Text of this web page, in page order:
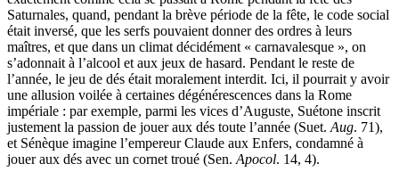
Saturnales, quand, pendant la brève période de la fête, le code social
était inversé, que les serfs pouvaient donner des ordres à leurs
maîtres, et que dans un climat décidément « carnavalesque », on
s’adonnait à l’alcool et aux jeux de hasard. Pendant le reste de
l’année, le jeu de dés était moralement interdit. Ici, il pourrait y avoir
une allusion voilée à certaines dégénérescences dans la Rome
impériale : par exemple, parmi les vices d’Auguste, Suétone inscrit
justement la passion de jouer aux dés toute l’année (Suet. Aug. 71),
et Sénèque imagine l’empereur Claude aux Enfers, condamné à
jouer aux dés avec un cornet troué (Sen. Apocol. 14, 4).